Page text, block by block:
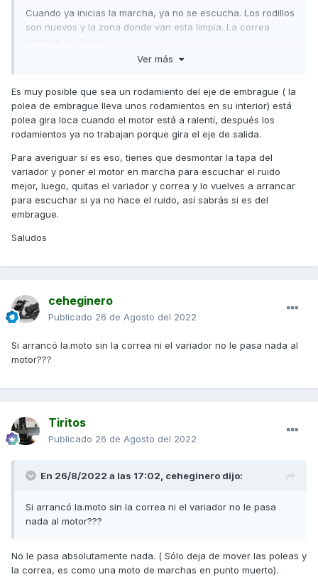
Cuando ya inicias la marcha, ya no se escucha. Los rodillos
son nuevos y la zona donde van esta limpia. La correa
también es nueva.
Ya no se que hacer, empezó que apenas se escuchaba,
más sonoro. gracias
Ver más
Es muy posible que sea un rodamiento del eje de embrague ( la
polea de embrague lleva unos rodamientos en su interior) está
polea gira loca cuando el motor está a ralentí, después los
rodamientos ya no trabajan porque gira el eje de salida.
Para averiguar si es eso, tienes que desmontar la tapa del
variador y poner el motor en marcha para escuchar el ruido
mejor, luego, quitas el variador y correa y lo vuelves a arrancar
para escuchar si ya no hace el ruido, así sabrás si es del
embrague.
Saludos
ceheginero
Publicado 26 de Agosto del 2022
Si arrancó la.moto sin la correa ni el variador no le pasa nada al
motor???
Tiritos
Publicado 26 de Agosto del 2022
En 26/8/2022 a las 17:02, ceheginero dijo:
Si arrancó la.moto sin la correa ni el variador no le pasa
nada al motor???
No le pasa absolutamente nada. ( Sólo deja de mover las poleas y
la correa, es como una moto de marchas en punto muerto).